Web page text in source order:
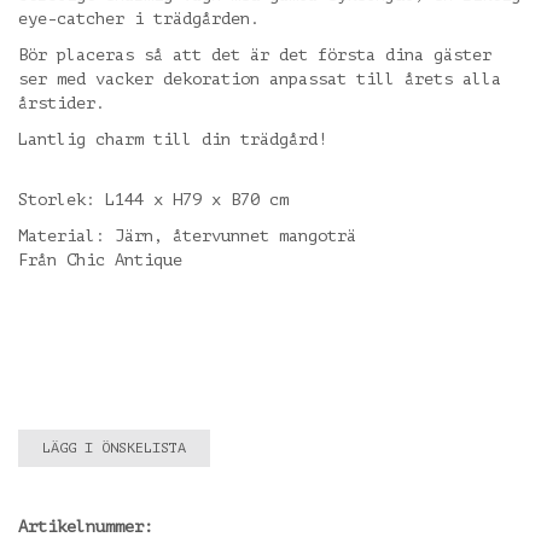
eye-catcher i trädgården.
Bör placeras så att det är det första dina gäster
ser med vacker dekoration anpassat till årets alla
årstider.
Lantlig charm till din trädgård!
Storlek: L144 x H79 x B70 cm
Material: Järn, återvunnet mangoträ
Från Chic Antique
LÄGG I ÖNSKELISTA
Artikelnummer: